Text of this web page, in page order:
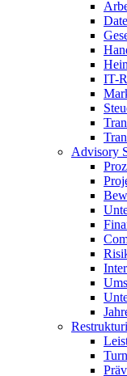
IT-
Advisory